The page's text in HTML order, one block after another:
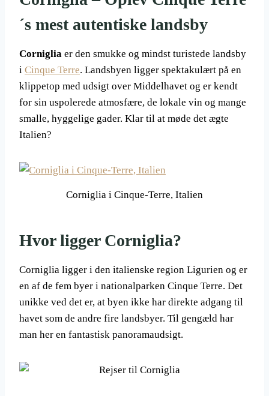
´s mest autentiske landsby
Corniglia er den smukke og mindst turistede landsby
i Cinque Terre. Landsbyen ligger spektakulært på en
klippetop med udsigt over Middelhavet og er kendt
for sin uspolerede atmosfære, de lokale vin og mange
smalle, hyggelige gader. Klar til at møde det ægte
Italien?
Corniglia i Cinque-Terre, Italien
Hvor ligger Corniglia?
Corniglia ligger i den italienske region Ligurien og er
en af de fem byer i nationalparken Cinque Terre. Det
unikke ved det er, at byen ikke har direkte adgang til
havet som de andre fire landsbyer. Til gengæld har
man her en fantastisk panoramaudsigt.